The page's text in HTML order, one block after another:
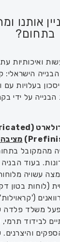
אותנו
בתחום?
ואיכותיות
הישראלי:
בעלויות עם
הבנייה על ידי
(PPVC-
מהמקובל
בעוד
עשויה
(לוחות בטון
משלד פלדה
לבידוד
והיצרנים.